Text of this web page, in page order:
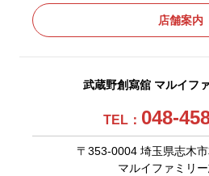
店舗案内
武蔵野創寫舘 マルイフ
TEL： 048-
〒353-0004 埼玉県志木
マルイファミリ